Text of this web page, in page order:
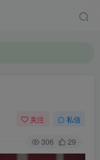
看最新站点。
关注 私信
306 29